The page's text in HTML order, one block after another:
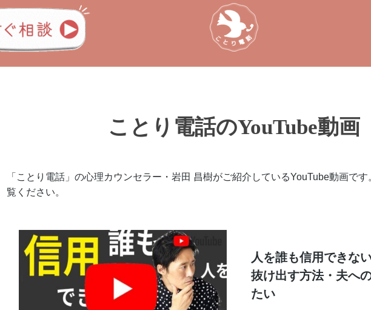
ことり電話のYouTube動画
「ことり電話」の心理カウンセラー・岩田 昌樹がご紹介しているYouTube動画で
覧ください。
人を誰も信用できな
抜け出す方法・夫へ
たい